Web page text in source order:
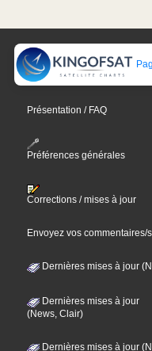
Présentation / FAQ
Préférences générales
Corrections / mises à jour
Envoyez vos
Dernières mises à jour
Dernières mises à jour
(News, Clair)
Dernières mises à jour